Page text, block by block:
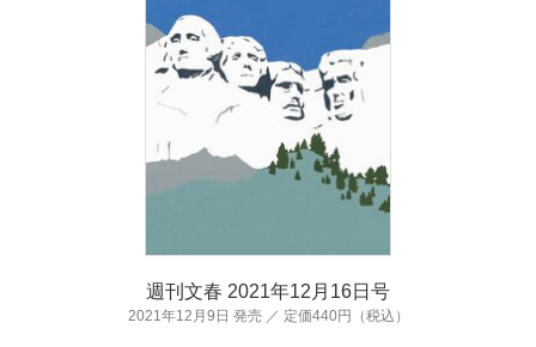
週刊文春 2021年12月16日号
2021年12月9日 発売 ／ 定価440円（税込）